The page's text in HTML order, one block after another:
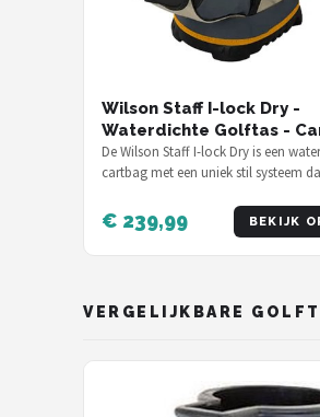
Wilson Staff I-lock Dry -
Waterdichte Golftas -
- Stille Golf Tas - Grijs
De Wilson Staff I-lock Dry is een
cartbag met een uniek stil systeem
€ 239,99 BEKIJK
VERGELIJKBARE